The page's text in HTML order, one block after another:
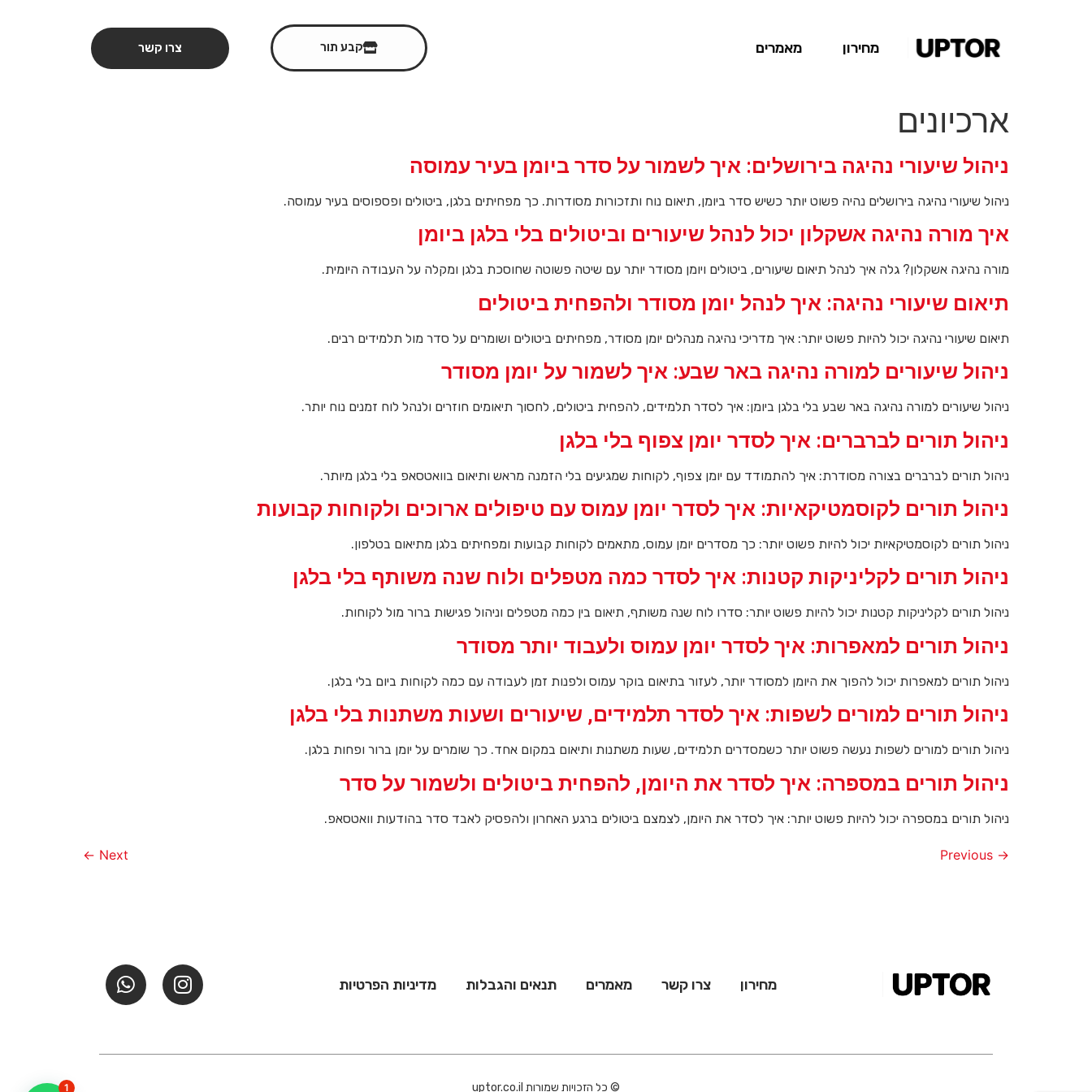
מחירון מאמרים קבע תור צרו קשר
ארכיונים
ניהול שיעורי נהיגה בירושלים: איך לשמור על סדר ביומן בעיר עמוסה
ניהול שיעורי נהיגה בירושלים נהיה פשוט יותר כשיש סדר ביומן, תיאום נוח ותזכורות מסודרות. כך מפחיתים בלגן, ביטולים ופספוסים בעיר עמוסה.
איך מורה נהיגה אשקלון יכול לנהל שיעורים וביטולים בלי בלגן ביומן
מורה נהיגה אשקלון? גלה איך לנהל תיאום שיעורים, ביטולים ויומן מסודר יותר עם שיטה פשוטה שחוסכת בלגן ומקלה על העבודה היומית.
תיאום שיעורי נהיגה: איך לנהל יומן מסודר ולהפחית ביטולים
תיאום שיעורי נהיגה יכול להיות פשוט יותר: איך מדריכי נהיגה מנהלים יומן מסודר, מפחיתים ביטולים ושומרים על סדר מול תלמידים רבים.
ניהול שיעורים למורה נהיגה באר שבע: איך לשמור על יומן מסודר
ניהול שיעורים למורה נהיגה באר שבע בלי בלגן ביומן: איך לסדר תלמידים, להפחית ביטולים, לחסוך תיאומים חוזרים ולנהל לוח זמנים נוח יותר.
ניהול תורים לברברים: איך לסדר יומן צפוף בלי בלגן
ניהול תורים לברברים בצורה מסודרת: איך להתמודד עם יומן צפוף, לקוחות שמגיעים בלי הזמנה מראש ותיאום בוואטסאפ בלי בלגן מיותר.
ניהול תורים לקוסמטיקאיות: איך לסדר יומן עמוס עם טיפולים ארוכים ולקוחות קבועות
ניהול תורים לקוסמטיקאיות יכול להיות פשוט יותר: כך מסדרים יומן עמוס, מתאמים לקוחות קבועות ומפחיתים בלגן מתיאום בטלפון.
ניהול תורים לקליניקות קטנות: איך לסדר כמה מטפלים ולוח שנה משותף בלי בלגן
ניהול תורים לקליניקות קטנות יכול להיות פשוט יותר: סדרו לוח שנה משותף, תיאום בין כמה מטפלים וניהול פגישות ברור מול לקוחות.
ניהול תורים למאפרות: איך לסדר יומן עמוס ולעבוד יותר מסודר
ניהול תורים למאפרות יכול להפוך את היומן למסודר יותר, לעזור בתיאום בוקר עמוס ולפנות זמן לעבודה עם כמה לקוחות ביום בלי בלגן.
ניהול תורים למורים לשפות: איך לסדר תלמידים, שיעורים ושעות משתנות בלי בלגן
ניהול תורים למורים לשפות נעשה פשוט יותר כשמסדרים תלמידים, שעות משתנות ותיאום במקום אחד. כך שומרים על יומן ברור ופחות בלגן.
ניהול תורים במספרה: איך לסדר את היומן, להפחית ביטולים ולשמור על סדר
ניהול תורים במספרה יכול להיות פשוט יותר: איך לסדר את היומן, לצמצם ביטולים ברגע האחרון ולהפסיק לאבד סדר בהודעות וואטסאפ.
→
Next
←
מחירון צרו קשר מאמרים תנאים והגבלות מדיניות הפרטיות
© כל הזכויות שמורות uptor.co.il 1